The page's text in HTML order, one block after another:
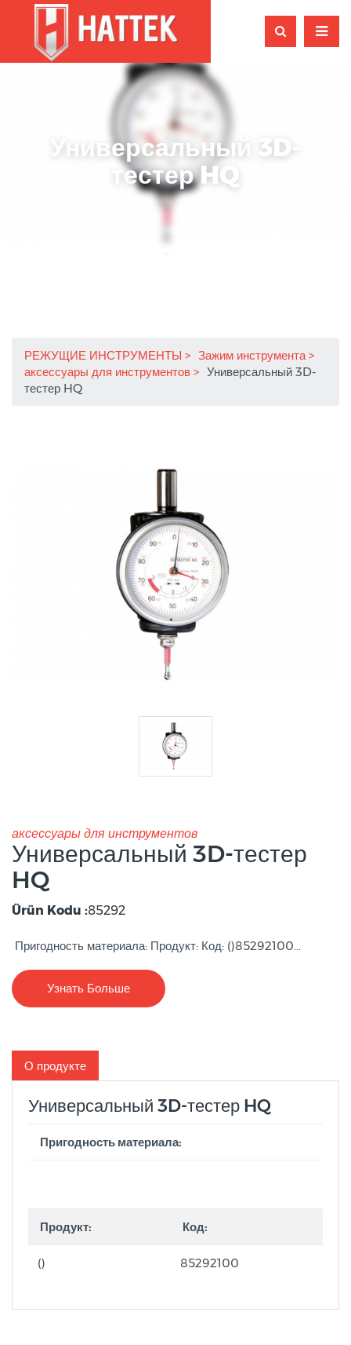
Универсальный 3D-
тестер HQ
РЕЖУЩИЕ ИНСТРУМЕНТЫ
Зажим инструмента
аксессуары для инструментов
Универсальный 3D-
тестер HQ
аксессуары для инструментов
Универсальный 3D-тестер
HQ
Ürün Kodu :85292
Пригодность материала: Продукт: Код: ()85292100...
Узнать Больше
О продукте
Универсальный 3D-тестер HQ
Пригодность материала:
Продукт: Код:
() 85292100